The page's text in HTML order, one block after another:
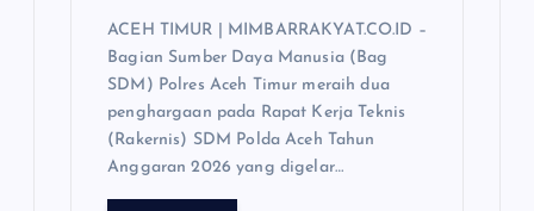
ACEH TIMUR | MIMBARRAKYAT.CO.ID –
Bagian Sumber Daya Manusia (Bag
SDM) Polres Aceh Timur meraih dua
penghargaan pada Rapat Kerja Teknis
(Rakernis) SDM Polda Aceh Tahun
Anggaran 2026 yang digelar…